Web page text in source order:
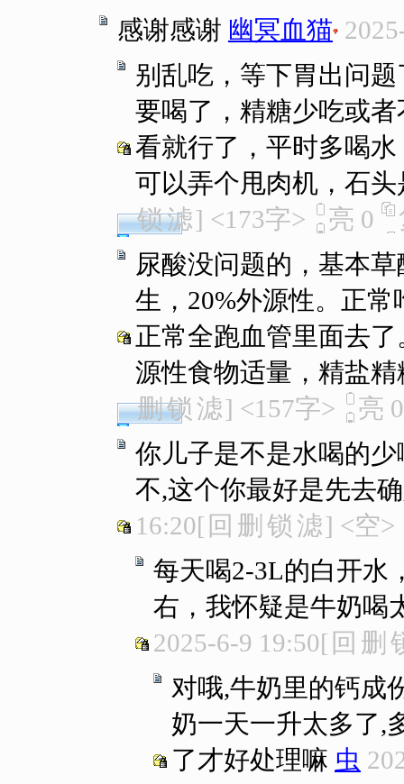
感谢感谢 幽冥血猫
别乱吃，等下胃出问
要喝了，精糖少吃或
看就行了，平时多喝
可以弄个甩肉机，石
锁滤] <173字> 亮 0
尿酸没问题的，基本
生，20%外源性。正
正常全跑血管里面去
源性食物适量，精盐
删锁 滤] <157字> 亮 0
你儿子是不是水喝的
不,这个你最好是先去
16:20[ 回 删 锁 滤] <空>
每天喝2-3L的白开水
右，我怀疑是牛奶喝
2025-6-9 19:50[ 回 删
对哦,牛奶里的钙成
奶一天一升太多了,
了才好处理嘛 虫